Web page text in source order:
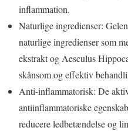
inflammation.
Naturlige ingredienser:
naturlige ingredienser som
ekstrakt og Aesculus
skånsom og effektiv
Anti-inflammatorisk: De
antiinflammatoriske
reducere ledbetændelse og